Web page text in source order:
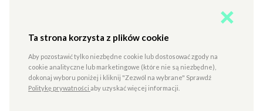
Cinema Italia Oggi: Kochanie
SALA 1 - KINOWA
Nico, chłopiec wychowany w świeckiej rodzinie,
Ta strona korzysta z plików cookie
Aby pozostawić tylko niezbędne cookie lub dostosować zgody na
cookie analityczne lub marketingowe (które nie są niezbędne),
dokonaj wyboru poniżej i kliknij "Zezwól na wybrane" Sprawdź
Politykę prywatności aby uzyskać więcej informacji.